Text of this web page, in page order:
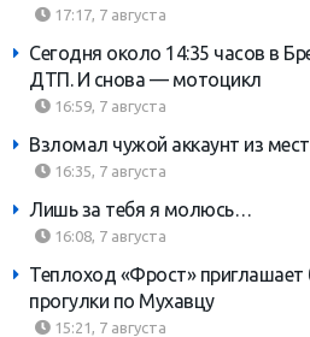
17:17, 7 августа
Сегодня около 14:35 часов в
ДТП. И снова — мотоцикл
16:59, 7 августа
Взломал чужой аккаунт из
16:35, 7 августа
Лишь за тебя я молюсь…
16:08, 7 августа
Теплоход «Фрост» приглашает
прогулки по Мухавцу
15:21, 7 августа